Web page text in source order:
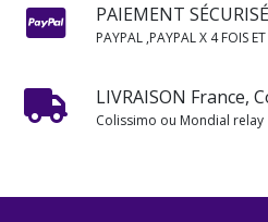
PAIEMENT SÉCURISÉ
PAYPAL ,PAYPAL X 4 FOIS
LIVRAISON France,
Colissimo ou Mondial relay